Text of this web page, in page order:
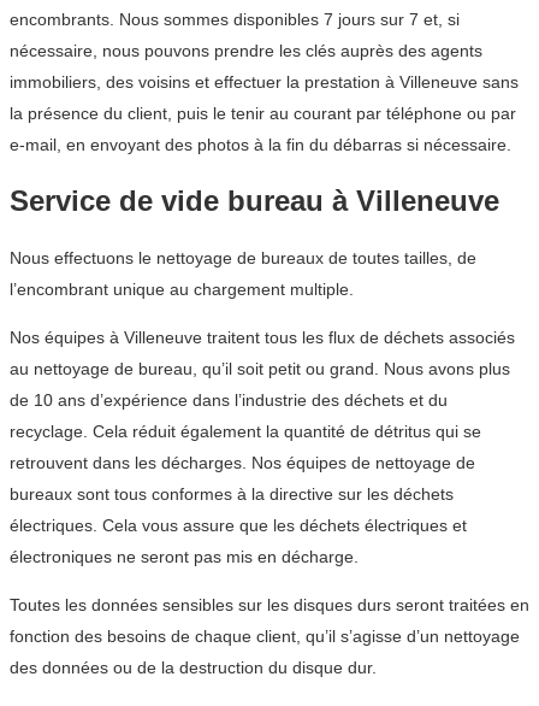
encombrants. Nous sommes disponibles 7 jours sur 7 et, si
nécessaire, nous pouvons prendre les clés auprès des agents
immobiliers, des voisins et effectuer la prestation à Villeneuve sans
la présence du client, puis le tenir au courant par téléphone ou par
e-mail, en envoyant des photos à la fin du débarras si nécessaire.
Service de vide bureau à Villeneuve
Nous effectuons le nettoyage de bureaux de toutes tailles, de
l’encombrant unique au chargement multiple.
Nos équipes à Villeneuve traitent tous les flux de déchets associés
au nettoyage de bureau, qu’il soit petit ou grand. Nous avons plus
de 10 ans d’expérience dans l’industrie des déchets et du
recyclage. Cela réduit également la quantité de détritus qui se
retrouvent dans les décharges. Nos équipes de nettoyage de
bureaux sont tous conformes à la directive sur les déchets
électriques. Cela vous assure que les déchets électriques et
électroniques ne seront pas mis en décharge.
Toutes les données sensibles sur les disques durs seront traitées en
fonction des besoins de chaque client, qu’il s’agisse d’un nettoyage
des données ou de la destruction du disque dur.